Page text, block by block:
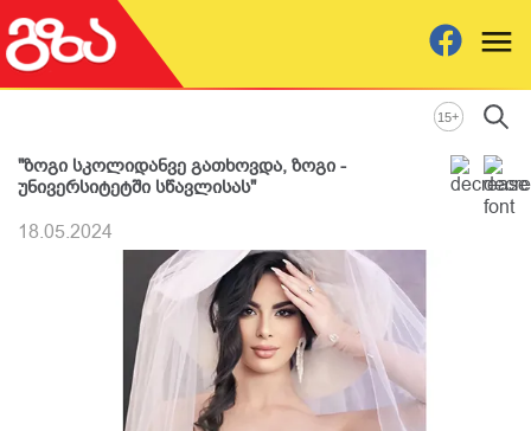
15+
"ზოგი სკოლიდანვე გათხოვდა, ზოგი -
უნივერსიტეტში სწავლისას"
18.05.2024